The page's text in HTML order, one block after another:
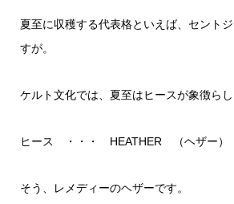
夏至に収穫する代表格といえば、セント
すが。
ケルト文化では、夏至はヒースが象徴らし
ヒース ・・・ HEATHER （ヘザー）
そう、レメディーのヘザーです。